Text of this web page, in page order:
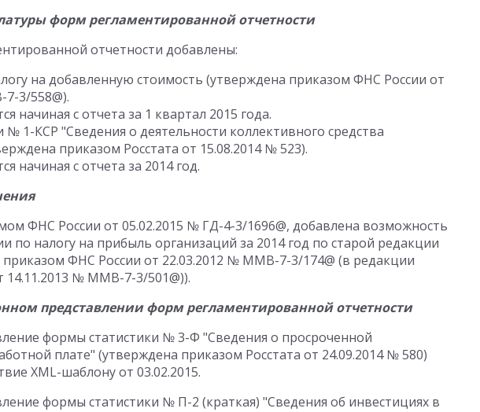
форм регламентированной отчетности
отчетности добавлены:
на добавленную стоимость (утверждена приказом ФНС России от
3/558@).
начиная с отчета за 1 квартал 2015 года.
№ 1-КСР "Сведения о деятельности коллективного средства
приказом Росстата от 15.08.2014 № 523).
начиная с отчета за 2014 год.
ФНС России от 05.02.2015 № ГД-4-3/1696@, добавлена возможность
по налогу на прибыль организаций за 2014 год по старой редакции
ФНС России от 22.03.2012 № ММВ-7-3/174@ (в редакции
14.11.2013 № ММВ-7-3/501@)).
представлении форм регламентированной отчетности
формы статистики № 3-Ф "Сведения о просроченной
плате" (утверждена приказом Росстата от 24.09.2014 № 580)
XML-шаблону от 03.02.2015.
формы статистики № П-2 (краткая) "Сведения об инвестициях в